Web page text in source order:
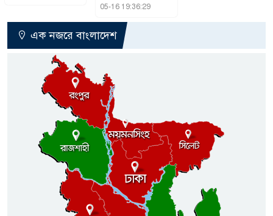
05-16 19:36:29
এক নজরে বাংলাদেশ